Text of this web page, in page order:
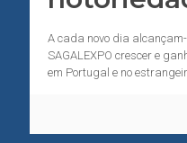
A cada novo dia
SAGALEXPO crescer e
em Portugal e no